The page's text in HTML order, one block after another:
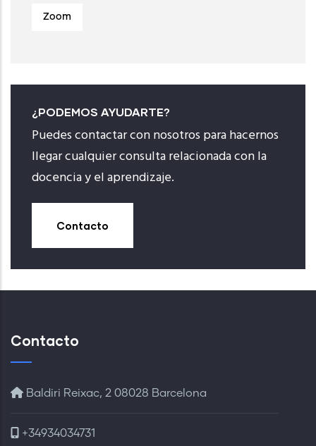
Zoom
¿PODEMOS AYUDARTE?
Puedes contactar con nosotros para hacernos
llegar cualquier consulta relacionada con la
docencia y el aprendizaje.
Contacto
Contacto
Baldiri Reixac, 2 08028 Barcelona
+34934034731